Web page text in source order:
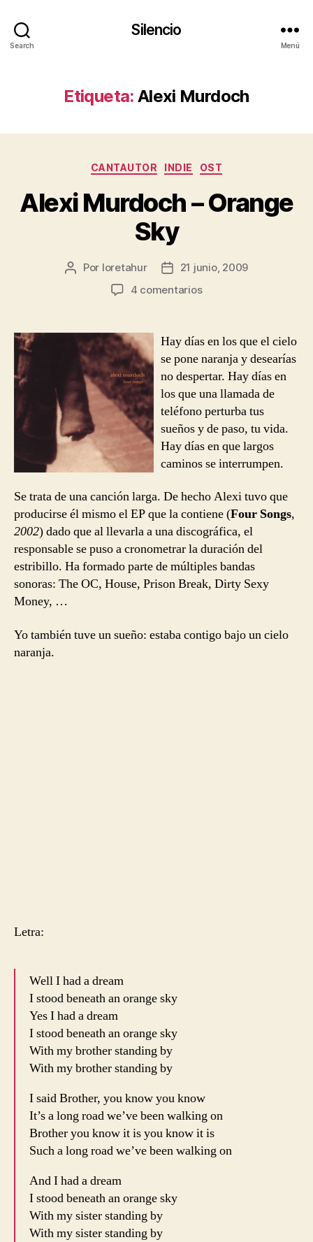
Search
Silencio
Menú
Etiqueta: Alexi Murdoch
Categorías
CANTAUTOR INDIE OST
Alexi Murdoch – Orange
Sky
Autor
Por loretahur
Fecha21 junio, 2009
4 comentariosen
Sky
Hay días en los que el cielo
se pone naranja y desearías
no despertar. Hay días en
los que una llamada de
teléfono perturba tus
sueños y de paso, tu vida.
Hay días en que largos
caminos se interrumpen.
Se trata de una canción larga. De hecho Alexi tuvo que
producirse él mismo el EP que la contiene (Four Songs,
2002) dado que al llevarla a una discográfica, el
responsable se puso a cronometrar la duración del
estribillo. Ha formado parte de múltiples bandas
sonoras: The OC, House, Prison Break, Dirty Sexy
Money, …
Yo también tuve un sueño: estaba contigo bajo un cielo
naranja.
Letra:
Well I had a dream
I stood beneath an orange sky
Yes I had a dream
I stood beneath an orange sky
With my brother standing by
With my brother standing by
I said Brother, you know you know
It’s a long road we’ve been walking on
Brother you know it is you know it is
Such a long road we’ve been walking on
And I had a dream
I stood beneath an orange sky
With my sister standing by
With my sister standing by